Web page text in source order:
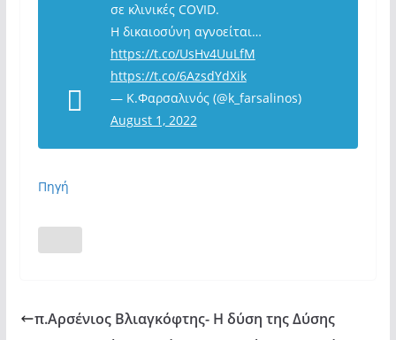
σε κλινικές COVID.
Η δικαιοσύνη αγνοείται…
https://t.co/UsHv4UuLfM
https://t.co/6AzsdYdXik
— Κ.Φαρσαλινός (@k_farsalinos)
August 1, 2022
Πηγή
π.Αρσένιος Βλιαγκόφτης- Η δύση της Δύσης